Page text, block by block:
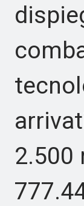
2.500